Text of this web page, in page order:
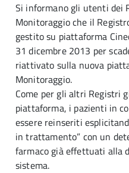
Si informano gli utenti dei
Monitoraggio che il
gestito su piattaforma
31 dicembre 2013 per
riattivato sulla nuova
Monitoraggio.
Come per gli altri Registri
piattaforma, i pazienti in
essere reinseriti
in trattamento” con un
farmaco già effettuati alla
sistema.